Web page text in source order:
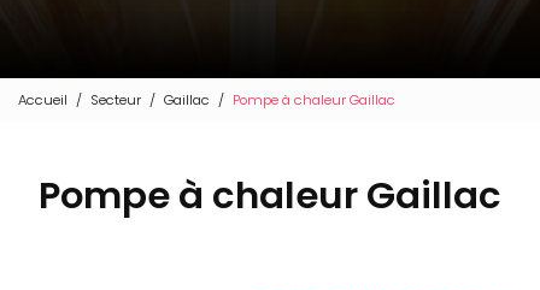
Accueil Secteur Gaillac Pompe à chaleur Gaillac
Pompe à chaleur Gaillac